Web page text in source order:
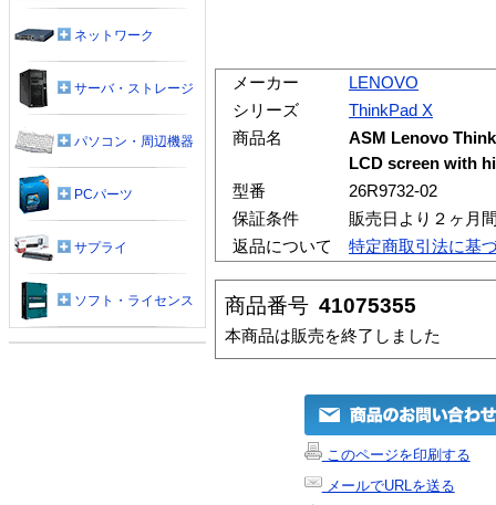
メーカー
LENOVO
シリーズ
ThinkPad X
商品名
ASM Lenovo
LCD screen with
型番
26R9732-02
保証条件
販売日より２ヶ月
返品について
特定商取引法に基
商品番号 41075355
本商品は販売を終了しました
このページを印刷する
メールでURLを送る
ネットワーク
サーバ・ストレージ
パソコン・周辺機器
PCパーツ
サプライ
ソフト・ライセンス